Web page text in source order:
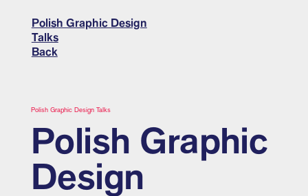
Polish Graphic Design
Talks
Back
Polish Graphic Design Talks
Polish Graphic
Design